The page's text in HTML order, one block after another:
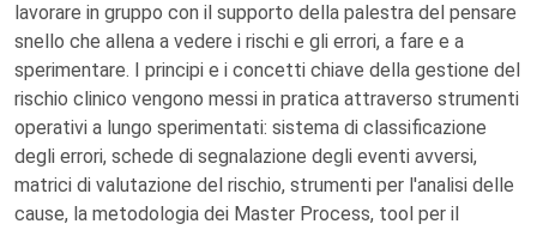
lavorare in gruppo con il supporto della palestra del pensare
snello che allena a vedere i rischi e gli errori, a fare e a
sperimentare. I principi e i concetti chiave della gestione del
rischio clinico vengono messi in pratica attraverso strumenti
operativi a lungo sperimentati: sistema di classificazione
degli errori, schede di segnalazione degli eventi avversi,
matrici di valutazione del rischio, strumenti per l'analisi delle
cause, la metodologia dei Master Process, tool per il